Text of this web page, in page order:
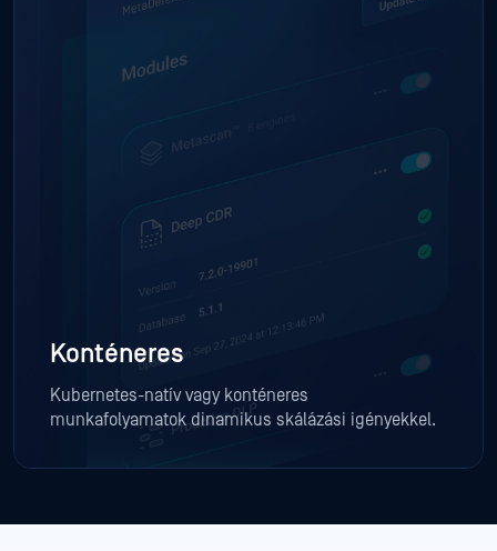
Konténeres
Kubernetes-natív vagy konténeres
munkafolyamatok dinamikus skálázási igényekkel.